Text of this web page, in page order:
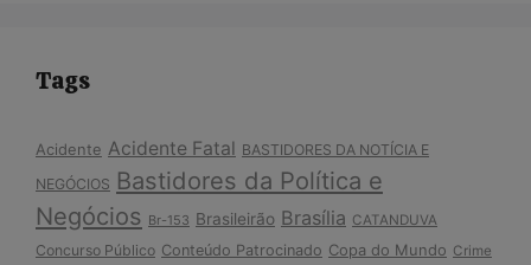
Tags
Acidente Acidente Fatal BASTIDORES DA NOTÍCIA E
NEGÓCIOS Bastidores da Política e
Negócios Br-153 Brasileirão Brasília CATANDUVA
Concurso Público Conteúdo Patrocinado Copa do Mundo Crime